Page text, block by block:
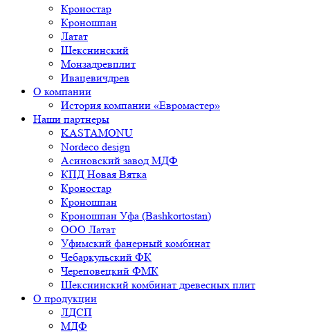
Кроностар
Кроношпан
Латат
Шекснинский
Монзадревплит
Ивацевичдрев
О компании
История компании «Евромастер»
Наши партнеры
KASTAMONU
Nordeco design
Асиновский завод МДФ
КПД Новая Вятка
Кроностар
Кроношпан
Кроношпан Уфа (Bashkortostan)
ООО Латат
Уфимский фанерный комбинат
Чебаркульский ФК
Череповецкий ФМК
Шекснинский комбинат древесных плит
О продукции
ЛДСП
МДФ